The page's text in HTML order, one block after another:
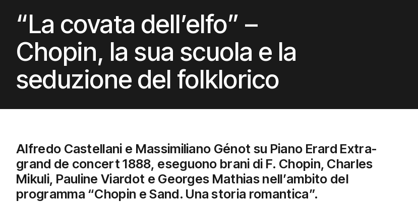
“La covata dell’elfo” –
Chopin, la sua scuola e la
seduzione del folklorico
Alfredo Castellani e Massimiliano Génot su Piano Erard Extra-
grand de concert 1888, eseguono brani di F. Chopin, Charles
Mikuli, Pauline Viardot e Georges Mathiasnell’ambito del
programma “Chopin e Sand. Una storia romantica”.